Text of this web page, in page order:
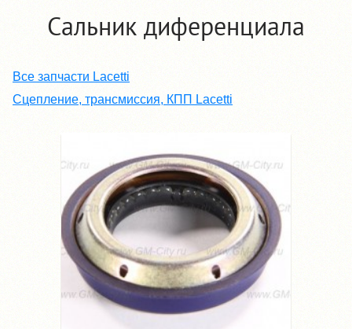
Сальник диференциала
Все запчасти Lacetti
Сцепление, трансмиссия, КПП Lacetti